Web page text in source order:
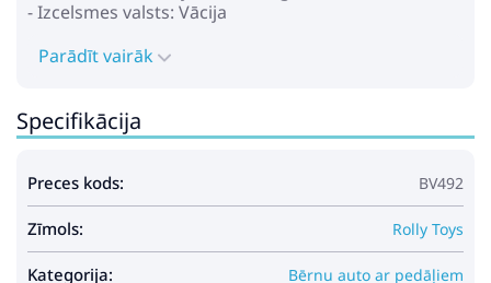
- Izcelsmes valsts: Vācija
Parādīt vairāk
Specifikācija
Preces kods: BV492
Zīmols: Rolly Toys
Kategorija: Bērnu auto ar pedāļiem